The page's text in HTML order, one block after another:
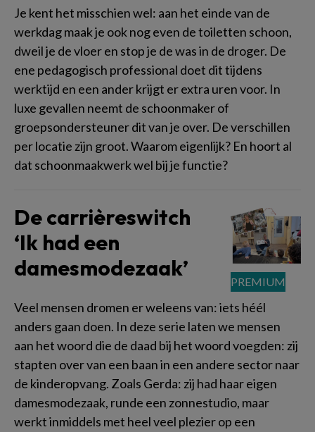
Je kent het misschien wel: aan het einde van de
werkdag maak je ook nog even de toiletten schoon,
dweil je de vloer en stop je de was in de droger. De
ene pedagogisch professional doet dit tijdens
werktijd en een ander krijgt er extra uren voor. In
luxe gevallen neemt de schoonmaker of
groepsondersteuner dit van je over. De verschillen
per locatie zijn groot. Waarom eigenlijk? En hoort al
dat schoonmaakwerk wel bij je functie?
De carrièreswitch
‘Ik had een
damesmodezaak’
Veel mensen dromen er weleens van: iets héél
anders gaan doen. In deze serie laten we mensen
aan het woord die de daad bij het woord voegden: zij
stapten over van een baan in een andere sector naar
de kinderopvang. Zoals Gerda: zij had haar eigen
damesmodezaak, runde een zonnestudio, maar
werkt inmiddels met heel veel plezier op een